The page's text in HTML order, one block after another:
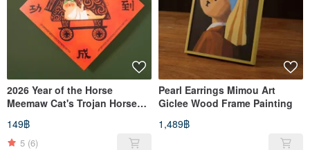
2026 Year of the Horse
Meemaw Cat's Trojan Horse
Creative Couplets Door
Sticker
149฿
5 (6)
Pearl Earrings Mimou Art
Giclee Wood Frame Painting
1,489฿